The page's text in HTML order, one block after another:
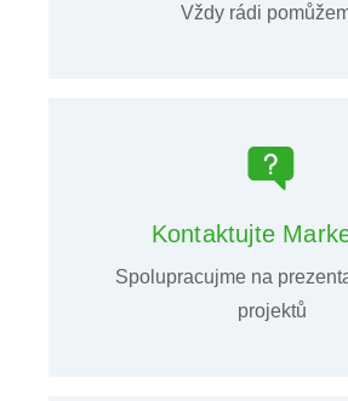
Vždy rádi
Kontaktujte
Spolupracujme na
projektů